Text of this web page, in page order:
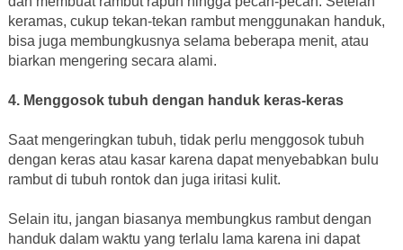
keramas, cukup tekan-tekan rambut menggunakan handuk,
bisa juga membungkusnya selama beberapa menit, atau
biarkan mengering secara alami.
4. Menggosok tubuh dengan handuk keras-keras
Saat mengeringkan tubuh, tidak perlu menggosok tubuh
dengan keras atau kasar karena dapat menyebabkan bulu
rambut di tubuh rontok dan juga iritasi kulit.
Selain itu, jangan biasanya membungkus rambut dengan
handuk dalam waktu yang terlalu lama karena ini dapat